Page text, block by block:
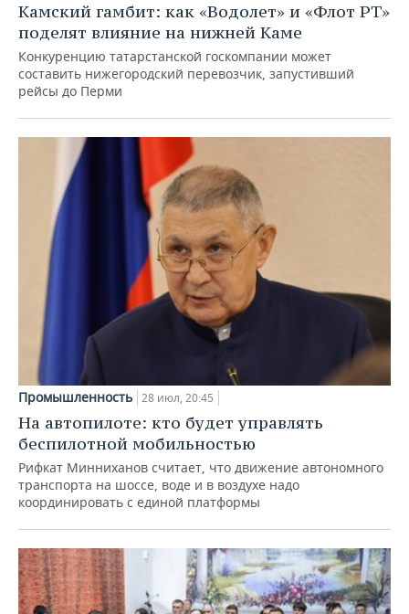
Камский гамбит: как «Водолет» и «Флот РТ»
поделят влияние на нижней Каме
Конкуренцию татарстанской госкомпании может
составить нижегородский перевозчик, запустивший
рейсы до Перми
Промышленность 28 июл, 20:45
На автопилоте: кто будет управлять
беспилотной мобильностью
Рифкат Минниханов считает, что движение автономного
транспорта на шоссе, воде и в воздухе надо
координировать с единой платформы